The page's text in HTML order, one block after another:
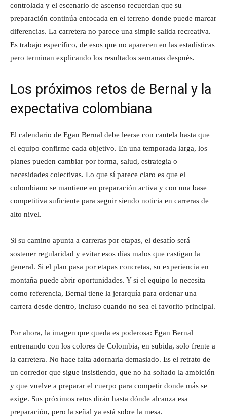
controlada y el escenario de ascenso recuerdan que su
preparación continúa enfocada en el terreno donde puede marcar
diferencias. La carretera no parece una simple salida recreativa.
Es trabajo específico, de esos que no aparecen en las estadísticas
pero terminan explicando los resultados semanas después.
Los próximos retos de Bernal y la
expectativa colombiana
El calendario de Egan Bernal debe leerse con cautela hasta que
el equipo confirme cada objetivo. En una temporada larga, los
planes pueden cambiar por forma, salud, estrategia o
necesidades colectivas. Lo que sí parece claro es que el
colombiano se mantiene en preparación activa y con una base
competitiva suficiente para seguir siendo noticia en carreras de
alto nivel.
Si su camino apunta a carreras por etapas, el desafío será
sostener regularidad y evitar esos días malos que castigan la
general. Si el plan pasa por etapas concretas, su experiencia en
montaña puede abrir oportunidades. Y si el equipo lo necesita
como referencia, Bernal tiene la jerarquía para ordenar una
carrera desde dentro, incluso cuando no sea el favorito principal.
Por ahora, la imagen que queda es poderosa: Egan Bernal
entrenando con los colores de Colombia, en subida, solo frente a
la carretera. No hace falta adornarla demasiado. Es el retrato de
un corredor que sigue insistiendo, que no ha soltado la ambición
y que vuelve a preparar el cuerpo para competir donde más se
exige. Sus próximos retos dirán hasta dónde alcanza esa
preparación, pero la señal ya está sobre la mesa.